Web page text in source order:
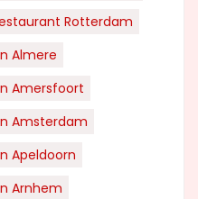
Rotterdam
Almere
Amersfoort
Amsterdam
Apeldoorn
Arnhem